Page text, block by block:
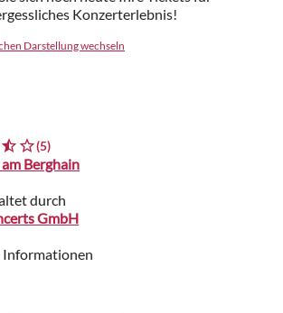
Konzerterlebnis!
Darstellung wechseln
(5)
Berghain
durch
GmbH